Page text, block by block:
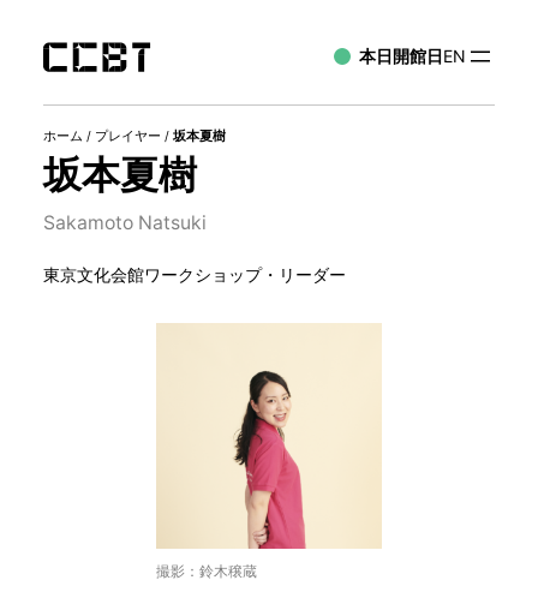
本日開館日EN
ホーム / プレイヤー / 坂本夏樹
坂本夏樹
Sakamoto Natsuki
東京文化会館ワークショップ・リーダー
撮影：鈴木穣蔵